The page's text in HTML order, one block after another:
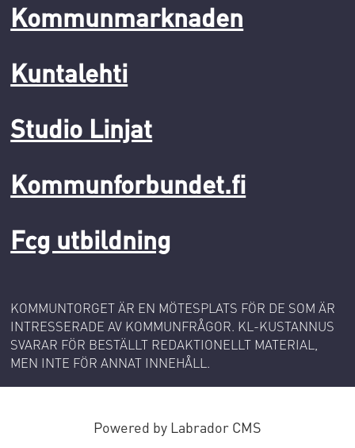
Kommunmarknaden
Kuntalehti
Studio Linjat
Kommunforbundet.fi
Fcg utbildning
KOMMUNTORGET ÄR EN MÖTESPLATS FÖR DE SOM ÄR
INTRESSERADE AV KOMMUNFRÅGOR. KL-KUSTANNUS
SVARAR FÖR BESTÄLLT REDAKTIONELLT MATERIAL,
MEN INTE FÖR ANNAT INNEHÅLL.
Powered by Labrador CMS